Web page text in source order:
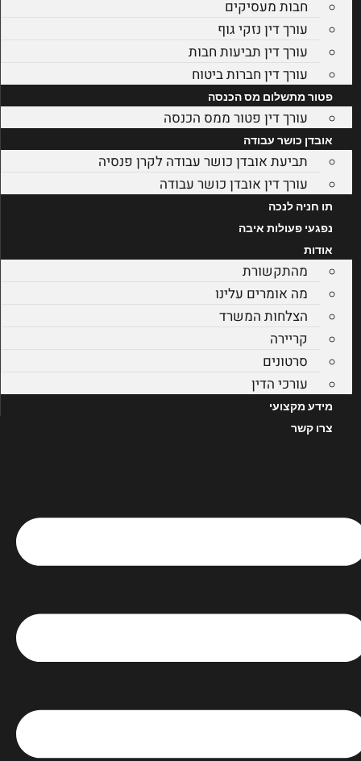
חבות מעסיקים
עורך דין נזקי גוף
עורך דין תביעות חבות
עורך דין חברות ביטוח
פטור מתשלום מס הכנסה
עורך דין פטור ממס הכנסה
אובדן כושר עבודה
תביעת אובדן כושר עבודה לקרן פנסיה
עורך דין אובדן כושר עבודה
תו חניה לנכה
נפגעי פעולות איבה
אודות
מהתקשורת
מה אומרים עלינו
הצלחות המשרד
קריירה
סרטונים
עורכי הדין
מידע מקצועי
צרו קשר